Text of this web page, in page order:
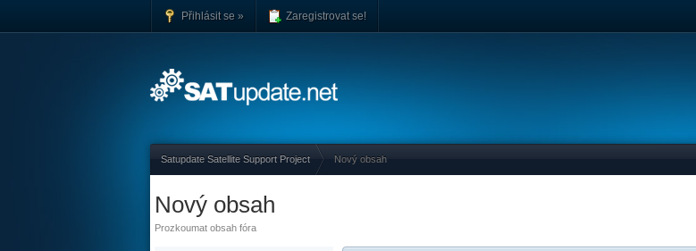
Přihlásit se » Zaregistrovat se!
Satupdate Satellite Support Project Nový obsah
Nový obsah
Prozkoumat obsah fóra